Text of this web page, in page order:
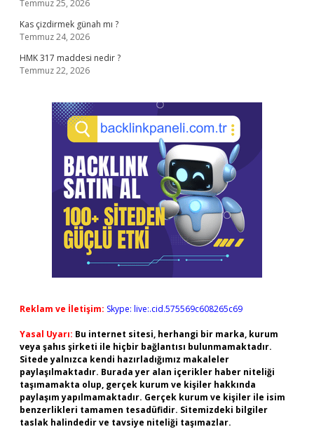
Temmuz 25, 2026
Kas çizdirmek günah mı ?
Temmuz 24, 2026
HMK 317 maddesi nedir ?
Temmuz 22, 2026
Reklam ve İletişim: Skype: live:.cid.575569c608265c69
Yasal Uyarı: Bu internet sitesi, herhangi bir marka, kurum
veya şahıs şirketi ile hiçbir bağlantısı bulunmamaktadır.
Sitede yalnızca kendi hazırladığımız makaleler
paylaşılmaktadır. Burada yer alan içerikler haber niteliği
taşımamakta olup, gerçek kurum ve kişiler hakkında
paylaşım yapılmamaktadır. Gerçek kurum ve kişiler ile isim
benzerlikleri tamamen tesadüfidir. Sitemizdeki bilgiler
taslak halindedir ve tavsiye niteliği taşımazlar.